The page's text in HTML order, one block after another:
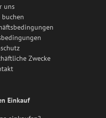
uns
buchen
Zwecke
Einkauf